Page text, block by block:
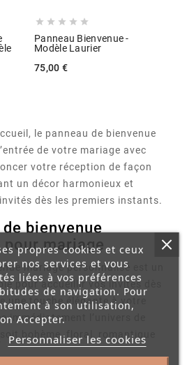
    
Panneau Bienvenue -
Modèle Laurier
75,00 €
le panneau de bienvenue
de votre mariage avec
votre réception de façon
un décor harmonieux et
dès les premiers instants.
bienvenue
mariage
mariage personnalisé est un
pour accueillir vos invités dès
une touche élégante à votre
immédiatement l’univers de
bohème, floral, romantique
propres cookies et ceux
nos services et vous
liées à vos préférences
de navigation. Pour
à son utilisation,
Accepter.
Personnaliser les cookies